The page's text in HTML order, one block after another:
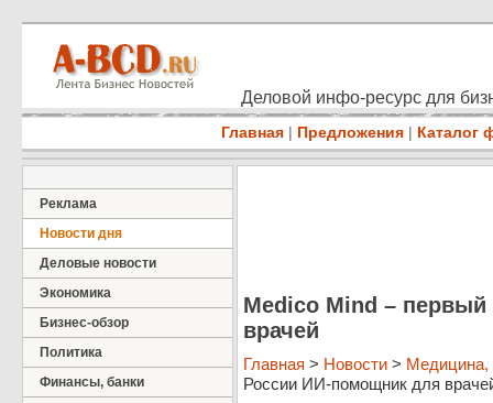
Деловой инфо-ресурс для
Главная | Предложения | Каталог
Реклама
Новости дня
Деловые новости
Экономика
Бизнес-обзор
Политика
Финансы, банки
Medico Mind –
врачей
Главная > Новости > Медицина,
России ИИ-помощник для